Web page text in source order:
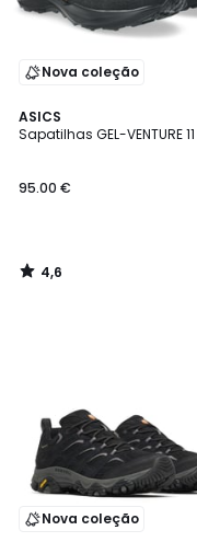
Nova coleção
ASICS
Sapatilhas GEL-VENTURE 11
95.00 €
4,6
/ 5
4,6
/
Nova coleção